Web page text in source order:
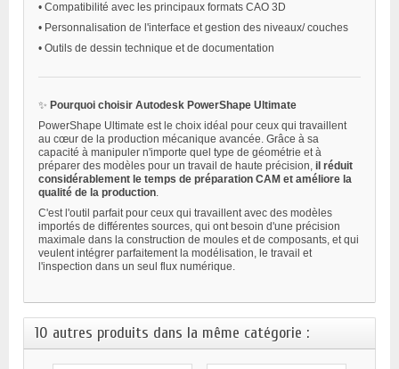
• Compatibilité avec les principaux formats CAO 3D
• Personnalisation de l'interface et gestion des niveaux/ couches
• Outils de dessin technique et de documentation
✨ Pourquoi choisir Autodesk PowerShape Ultimate
PowerShape Ultimate est le choix idéal pour ceux qui travaillent
au cœur de la production mécanique avancée. Grâce à sa
capacité à manipuler n'importe quel type de géométrie et à
préparer des modèles pour un travail de haute précision, il réduit
considérablement le temps de préparation CAM et améliore la
qualité de la production.
C'est l'outil parfait pour ceux qui travaillent avec des modèles
importés de différentes sources, qui ont besoin d'une précision
maximale dans la construction de moules et de composants, et qui
veulent intégrer parfaitement la modélisation, le travail et
l'inspection dans un seul flux numérique.
10 autres produits dans la même catégorie :